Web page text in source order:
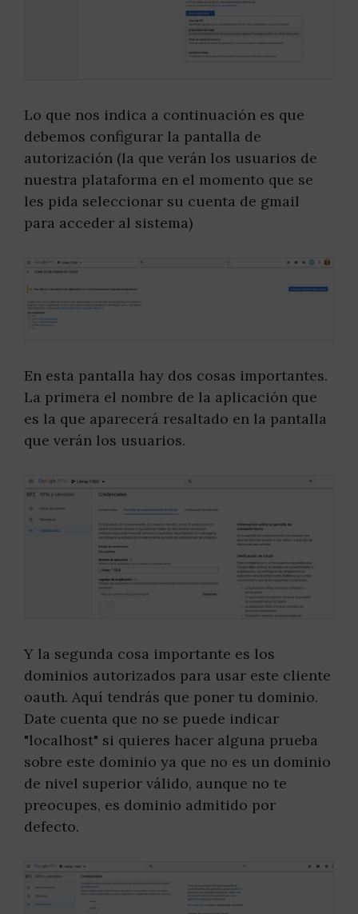
Lo que nos indica a continuación es que
debemos configurar la pantalla de
autorización (la que verán los usuarios de
nuestra plataforma en el momento que se
les pida seleccionar su cuenta de gmail
para acceder al sistema)
En esta pantalla hay dos cosas importantes.
La primera el nombre de la aplicación que
es la que aparecerá resaltado en la pantalla
que verán los usuarios.
Y la segunda cosa importante es los
dominios autorizados para usar este cliente
oauth. Aquí tendrás que poner tu dominio.
Date cuenta que no se puede indicar
"localhost" si quieres hacer alguna prueba
sobre este dominio ya que no es un dominio
de nivel superior válido, aunque no te
preocupes, es dominio admitido por
defecto.